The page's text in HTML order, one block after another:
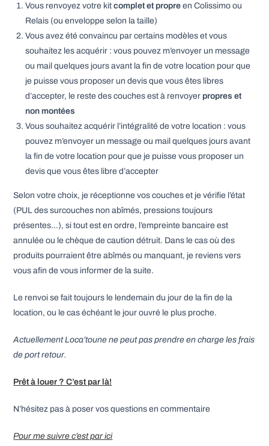
Vous renvoyez votre kitcomplet et propreen Colissimo ou
Relais (ou enveloppe selon la taille)
Vous avez été convaincu par certains modèles et vous
souhaitez les acquérir : vous pouvez m’envoyer un message
ou mail quelques jours avant la fin de votre location pour que
je puisse vous proposer un devis que vous êtes libres
d’accepter, le reste des couches est à renvoyer propres et
non montées
Vous souhaitez acquérir l’intégralité de votre location : vous
pouvez m’envoyer un message ou mail quelques jours avant
la fin de votre location pour que je puisse vous proposer un
devis que vous êtes libre d’accepter
Selon votre choix, je réceptionne vos couches et je vérifie l’état
(PUL des surcouches non abîmés, pressions toujours
présentes…), si tout est en ordre, l’empreinte bancaire est
annulée ou le chèque de caution détruit. Dans le cas où des
produits pourraient être abîmés ou manquant, je reviens vers
vous afin de vous informer de la suite.
Le renvoi se fait toujours le lendemain du jour de la fin de la
location, ou le cas échéant le jour ouvré le plus proche.
Actuellement Loca’toune ne peut pas prendre en charge les frais
de port retour.
Prêt à louer ? C’est par là!
N’hésitez pas à poser vos questions en commentaire
Pour me suivre c’est par ici